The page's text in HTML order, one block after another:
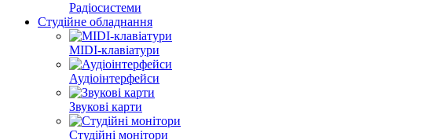
Радіосистеми
Студійне обладнання
MIDI-клавіатури
Аудіоінтерфейси
Звукові карти
Студійні монітори